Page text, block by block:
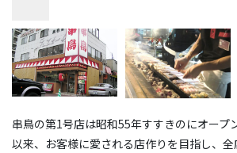
串鳥の第1号店は昭和55年すすきのにオープ
以来、お客様に愛される店作りを目指し、